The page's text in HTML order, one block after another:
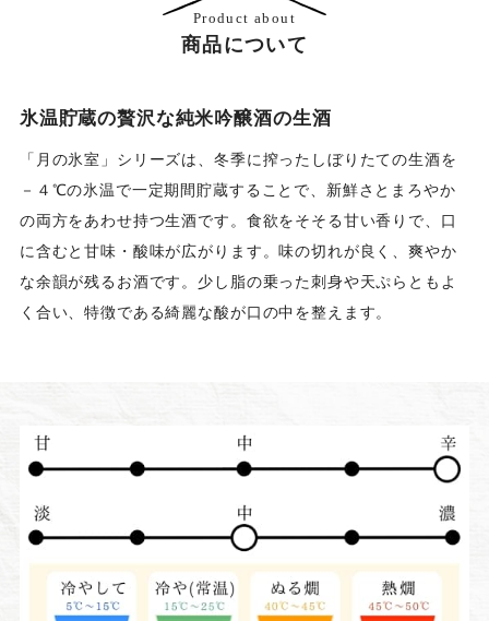
Product about
商品について
氷温貯蔵の贅沢な純米吟醸酒の生酒
「月の氷室」シリーズは、冬季に搾ったしぼりたての生酒を
－４℃の氷温で一定期間貯蔵することで、新鮮さとまろやか
の両方をあわせ持つ生酒です。食欲をそそる甘い香りで、口
に含むと甘味・酸味が広がります。味の切れが良く、爽やか
な余韻が残るお酒です。少し脂の乗った刺身や天ぷらともよ
く合い、特徴である綺麗な酸が口の中を整えます。